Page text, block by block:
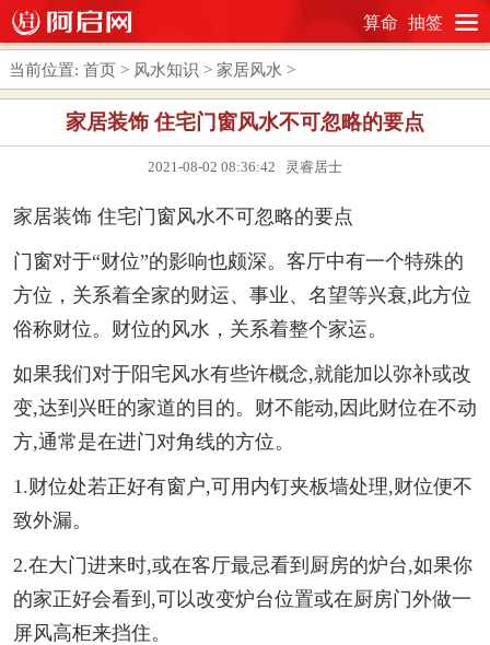
算命 抽签
当前位置: 首页 > 风水知识 > 家居风水 >
家居装饰 住宅门窗风水不可忽略的要点
2021-08-02 08:36:42 灵睿居士
家居装饰 住宅门窗风水不可忽略的要点
门窗对于“财位”的影响也颇深。客厅中有一个特殊的
方位，关系着全家的财运、事业、名望等兴衰,此方位
俗称财位。财位的风水，关系着整个家运。
如果我们对于阳宅风水有些许概念,就能加以弥补或改
变,达到兴旺的家道的目的。财不能动,因此财位在不动
方,通常是在进门对角线的方位。
1.财位处若正好有窗户,可用内钉夹板墙处理,财位便不
致外漏。
2.在大门进来时,或在客厅最忌看到厨房的炉台,如果你
的家正好会看到,可以改变炉台位置或在厨房门外做一
屏风高柜来挡住。